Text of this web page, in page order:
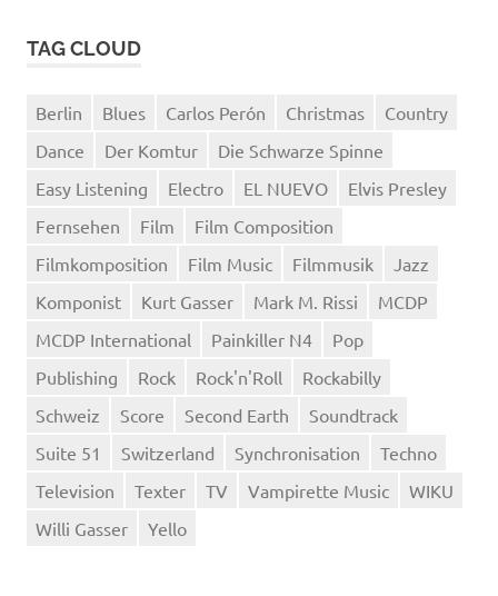
TAG CLOUD
Berlin Blues Carlos Perón Christmas
Country
Dance
Der Komtur
Die Schwarze Spinne
Easy Listening
Electro EL NUEVO
Elvis Presley
Fernsehen
Film
Film Composition
Filmkomposition
Film Music Filmmusik
Jazz
Komponist
Kurt Gasser Mark M. Rissi
MCDP
MCDP International
Painkiller N4
Pop
Publishing
Rock Rock'n'Roll
Rockabilly
Schweiz
Score Second Earth
Soundtrack
Suite 51
Switzerland Synchronisation
Techno
Television
Texter TV Vampirette Music
WIKU
Willi Gasser
Yello